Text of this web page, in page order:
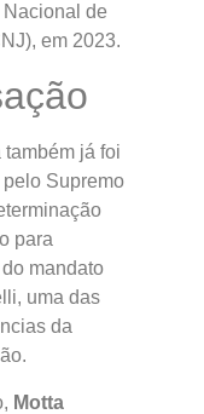
de
em 2023.
também já foi
Supremo
para
mandato
uma das
da
Motta